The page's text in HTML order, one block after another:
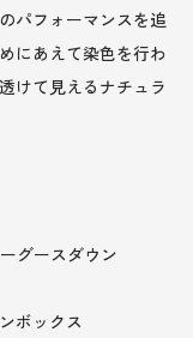
パフォーマンスを追
にあえて染色を行わ
けて見えるナチュラ
グースダウン
ボックス